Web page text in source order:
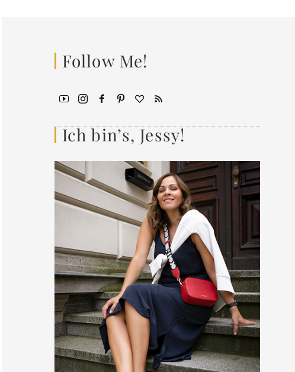
Follow Me!
Ich bin’s, Jessy!